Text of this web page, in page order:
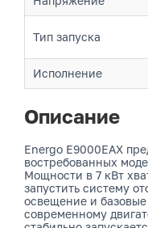
Тип запуска
Исполнение
Описание
Energo E9000EAX
востребованных
Мощности в 7 кВт
запустить систему
освещение и
современному